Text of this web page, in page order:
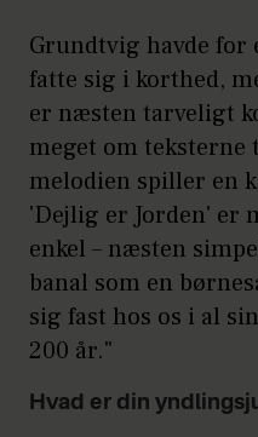
Grundtvig havde for
fatte sig i korthed,
er næsten tarveligt
meget om teksterne
melodien spiller en
'Dejlig er Jorden' er
enkel – næsten
banal som en
sig fast hos os i al
200 år."
Hvad er din